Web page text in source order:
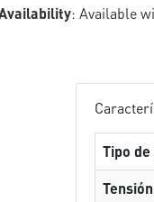
: Available
Tipo